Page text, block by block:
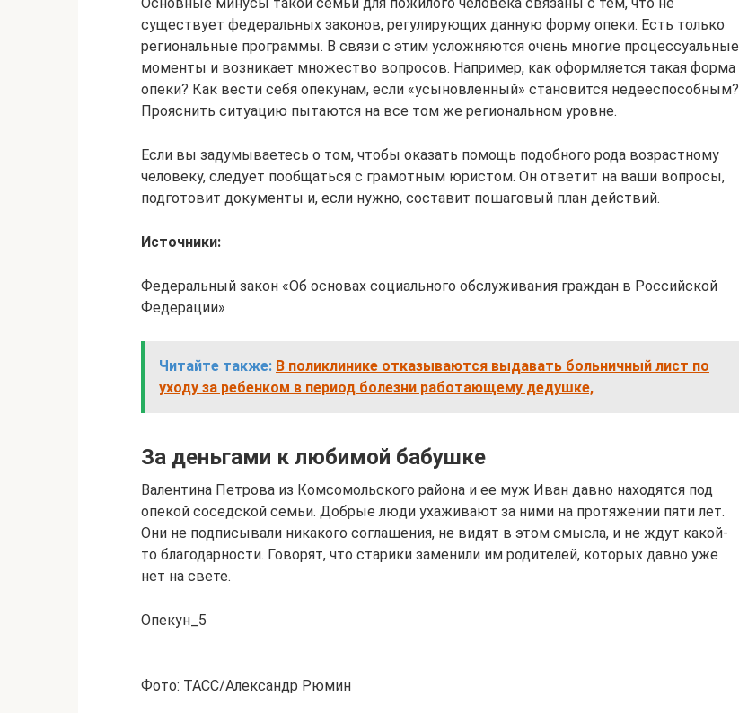
существует федеральных законов, регулирующих данную форму опеки. Есть только
региональные программы. В связи с этим усложняются очень многие процессуальные
моменты и возникает множество вопросов. Например, как оформляется такая форма
опеки? Как вести себя опекунам, если «усыновленный» становится недееспособным?
Прояснить ситуацию пытаются на все том же региональном уровне.
Если вы задумываетесь о том, чтобы оказать помощь подобного рода возрастному
человеку, следует пообщаться с грамотным юристом. Он ответит на ваши вопросы,
подготовит документы и, если нужно, составит пошаговый план действий.
Источники:
Федеральный закон «Об основах социального обслуживания граждан в Российской
Федерации»
Читайте также: В поликлинике отказываются выдавать больничный лист по
уходу за ребенком в период болезни работающему дедушке,
За деньгами к любимой бабушке
Валентина Петрова из Комсомольского района и ее муж Иван давно находятся под
опекой соседской семьи. Добрые люди ухаживают за ними на протяжении пяти лет.
Они не подписывали никакого соглашения, не видят в этом смысла, и не ждут какой-
то благодарности. Говорят, что старики заменили им родителей, которых давно уже
нет на свете.
Опекун_5
Фото: ТАСС/Александр Рюмин